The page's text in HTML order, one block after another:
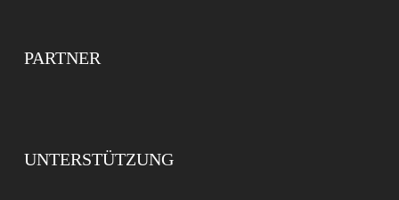
PARTNER
UNTERSTÜTZUNG